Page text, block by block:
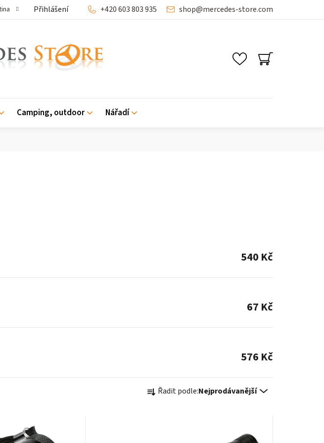
Přihlášení shop@mercedes-store.com
+420 603 803 935
NÁKUPNÍ
KOŠÍK
Camping, outdoor Nářadí
540 Kč
67 Kč
576 Kč
Ř Řadit podle:Nejprodávanější